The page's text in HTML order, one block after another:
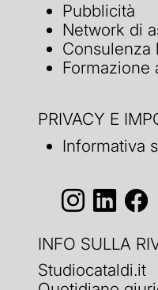
Pubblicità
Network di
Consulenza
Formazione
PRIVACY E
Informativa
INFO SULLA
Studiocataldi.it